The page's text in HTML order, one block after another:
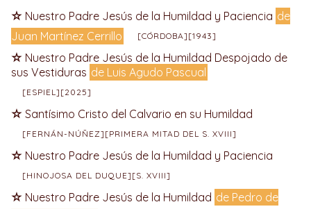
Nuestro Padre Jesús de la Humildad y Paciencia de
Juan Martínez Cerrillo
[CÓRDOBA][1943]
Nuestro Padre Jesús de la Humildad Despojado de
sus Vestiduras de Luis Agudo Pascual
[ESPIEL][2025]
Santísimo Cristo del Calvario en su Humildad
[FERNÁN-NÚÑEZ][PRIMERA MITAD DEL S. XVIII]
Nuestro Padre Jesús de la Humildad y Paciencia
[HINOJOSA DEL DUQUE][S. XVIII]
Nuestro Padre Jesús de la Humildad de Pedro de